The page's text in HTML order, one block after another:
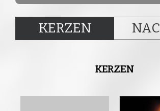
KERZEN
KERZEN